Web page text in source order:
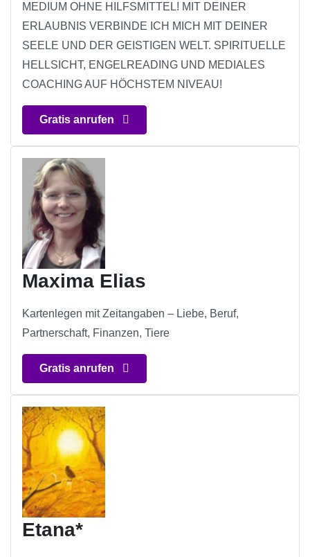
MEDIUM OHNE HILFSMITTEL! MIT DEINER
ERLAUBNIS VERBINDE ICH MICH MIT DEINER
SEELE UND DER GEISTIGEN WELT. SPIRITUELLE
HELLSICHT, ENGELREADING UND MEDIALES
COACHING AUF HÖCHSTEM NIVEAU!
Gratis anrufen
Maxima Elias
Kartenlegen mit Zeitangaben – Liebe, Beruf,
Partnerschaft, Finanzen, Tiere
Gratis anrufen
Etana*